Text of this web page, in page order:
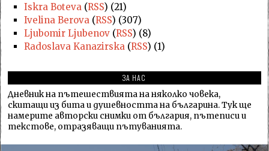
Iskra Boteva (RSS) (21)
Ivelina Berova (RSS) (307)
Ljubomir Ljubenov(RSS) (8)
Radoslava Kanazirska (RSS) (1)
ЗА НАС
Дневник на пътешествията на няколко човека,
скитащи из бита и душевността на българина. Тук ще
намерите авторски снимки от българия, пътеписи и
текстове, отразяващи пътуванията.